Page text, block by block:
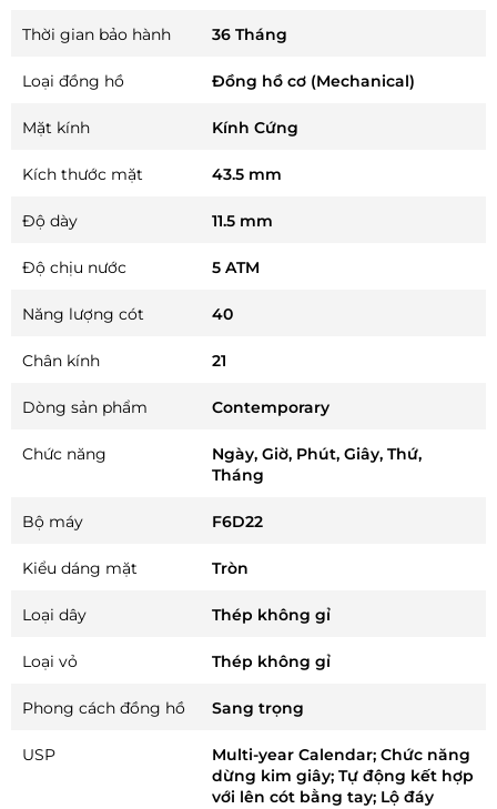
Thời gian bảo hành 36 Tháng
Loại đồng hồ Đồng hồ cơ (Mechanical)
Mặt kính Kính Cứng
Kích thước mặt 43.5 mm
Độ dày 11.5 mm
Độ chịu nước 5 ATM
Năng lượng cót 40
Chân kính 21
Dòng sản phẩm Contemporary
Chức năng
Ngày, Giờ, Phút, Giây, Thứ,
Tháng
Bộ máy F6D22
Kiểu dáng mặt Tròn
Loại dây Thép không gỉ
Loại vỏ Thép không gỉ
Phong cách đồng hồ Sang trọng
USP
Multi-year Calendar; Chức năng
dừng kim giây; Tự động kết hợp
với lên cót bằng tay; Lộ đáy